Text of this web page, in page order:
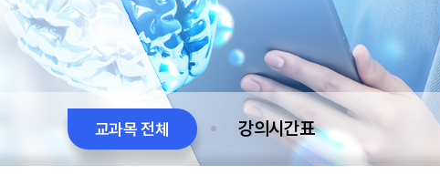
교과목 전체 강의시간표